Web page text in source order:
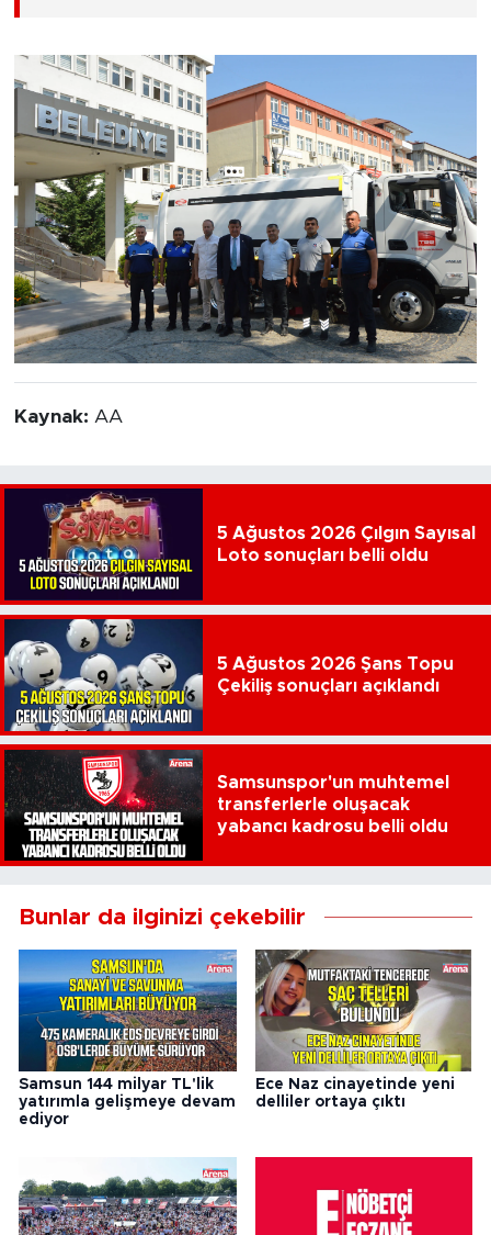
Kaynak: AA
5 Ağustos 2026 Çılgın Sayısal
Loto sonuçları belli oldu
5 Ağustos 2026 Şans Topu
Çekiliş sonuçları açıklandı
Samsunspor'un muhtemel
transferlerle oluşacak
yabancı kadrosu belli oldu
Bunlar da ilginizi çekebilir
Samsun 144 milyar TL'lik
yatırımla gelişmeye devam
ediyor
Ece Naz cinayetinde yeni
delliler ortaya çıktı